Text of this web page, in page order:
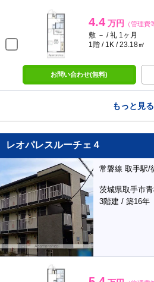
4.4 万円 （管理費
敷 － / 礼 1ヶ月
1階 / 1K / 23.18㎡
お問い合わせ(無料)
もっと見る
レオパレスルーチェ４
常磐線 取手駅/
茨城県取手市
3階建 / 築16年